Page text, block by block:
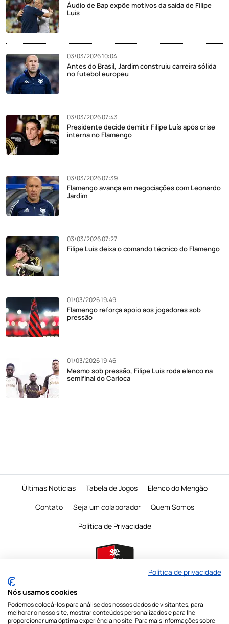
Áudio de Bap expõe motivos da saída de Filipe
Luís
03/03/2026 10:04
Antes do Brasil, Jardim construiu carreira sólida
no futebol europeu
03/03/2026 07:43
Presidente decide demitir Filipe Luís após crise
interna no Flamengo
03/03/2026 07:39
Flamengo avança em negociações com Leonardo
Jardim
03/03/2026 07:27
Filipe Luís deixa o comando técnico do Flamengo
01/03/2026 19:49
Flamengo reforça apoio aos jogadores sob
pressão
01/03/2026 19:46
Mesmo sob pressão, Filipe Luís roda elenco na
semifinal do Carioca
Últimas Notícias Tabela de Jogos
Elenco do Mengão
Contato
Seja um colaborador
Quem Somos
Política de Privacidade
É proibido a reprodução do conteudo desta página em qualquer meio de
comunicação,eletronico ou impresso, sem autorização escrita do Mengo
Política de privacidade
Nós usamos cookies
Podemos colocá-los para análise dos nossos dados de visitantes, para
melhorar o nosso site, mostrar conteúdos personalizados e para lhe
proporcionar uma óptima experiência no site. Para mais informações sobre